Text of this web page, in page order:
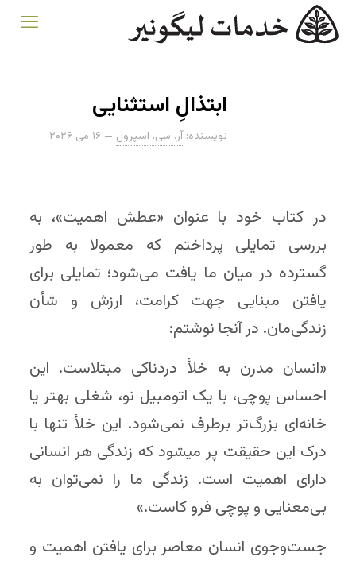
ابتذالِ استثنایی
نویسنده: آر. سی. اسپرول — ۱۶ می ۲۰۲۶
در کتاب خود با عنوان «عطش اهمیت»، به
بررسی تمایلی پرداختم که معمولا به طور
گسترده در میان ما یافت می‌شود؛ تمایلی برای
یافتن مبنایی جهت کرامت، ارزش و شأن
زندگی‌مان. در آنجا نوشتم:
«انسان مدرن به خلأ دردناکی مبتلاست. این
احساس پوچی، با یک اتومبیل نو، شغلی بهتر یا
خانه‌ای بزرگ‌تر برطرف نمی‌شود. این خلأ تنها با
درک این حقیقت پر می­شود که زندگی هر انسانی
دارای اهمیت است. زندگی ما را نمی‌توان به
بی‌معنایی و پوچی فرو کاست.»
جست‌وجوی انسان معاصر برای یافتن اهمیت و